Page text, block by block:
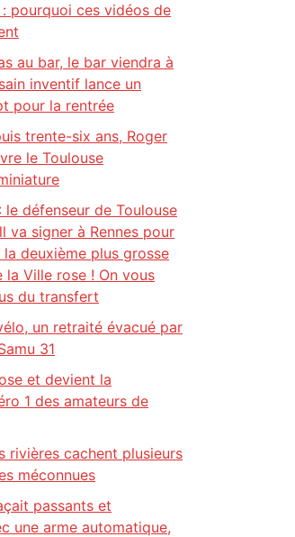
pourquoi ces vidéos de
au bar, le bar viendra à
inventif lance un
pour la rentrée
trente-six ans, Roger
le Toulouse
le défenseur de Toulouse
va signer à Rennes pour
deuxième plus grosse
Ville rose ! On vous
du transfert
un retraité évacué par
31
et devient la
1 des amateurs de
rivières cachent plusieurs
méconnues
passants et
une arme automatique,